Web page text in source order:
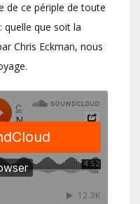
de ce périple de toute
quelle que soit la
Chris Eckman, nous